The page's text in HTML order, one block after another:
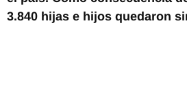
3.840 hijas e hijos quedaron